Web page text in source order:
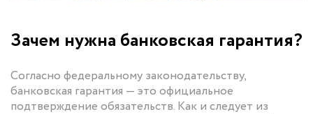
Зачем нужна банковская гарантия?
Согласно федеральному законодательству,
банковская гарантия — это официальное
подтверждение обязательств. Как и следует из